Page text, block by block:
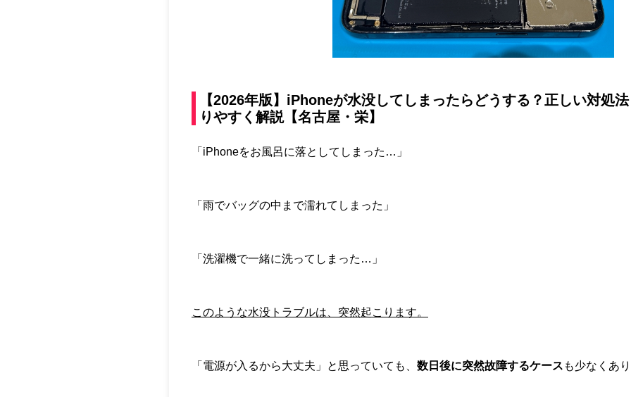
【2026年版】iPhoneが水没してしまったらどうする？正しい対処
りやすく解説【名古屋・栄】
「iPhoneをお風呂に落としてしまった…」
「雨でバッグの中まで濡れてしまった」
「洗濯機で一緒に洗ってしまった…」
このような水没トラブルは、突然起こります。
「電源が入るから大丈夫」と思っていても、 数日後に突然故障するケース も少なくあ